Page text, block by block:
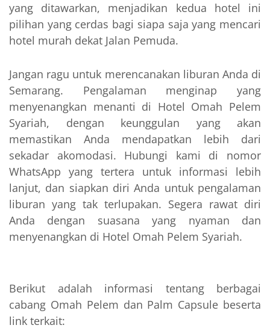
yang ditawarkan, menjadikan kedua hotel ini
pilihan yang cerdas bagi siapa saja yang mencari
hotel murah dekat Jalan Pemuda.
Jangan ragu untuk merencanakan liburan Anda di
Semarang. Pengalaman menginap yang
menyenangkan menanti di Hotel Omah Pelem
Syariah, dengan keunggulan yang akan
memastikan Anda mendapatkan lebih dari
sekadar akomodasi. Hubungi kami di nomor
WhatsApp yang tertera untuk informasi lebih
lanjut, dan siapkan diri Anda untuk pengalaman
liburan yang tak terlupakan. Segera rawat diri
Anda dengan suasana yang nyaman dan
menyenangkan di Hotel Omah Pelem Syariah.
Berikut adalah informasi tentang berbagai
cabang Omah Pelem dan Palm Capsule beserta
link terkait: